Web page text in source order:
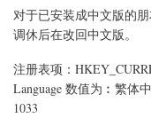
对于已安装成中文版的
调休后在改回中文版。
注册表项：
Language 数值为︰繁体
1033